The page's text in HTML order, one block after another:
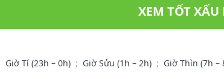
XEM TỐT XẤU
Giờ Tí (23h – 0h) ; Giờ Sửu (1h – 2h) ; Giờ Thìn (7h –